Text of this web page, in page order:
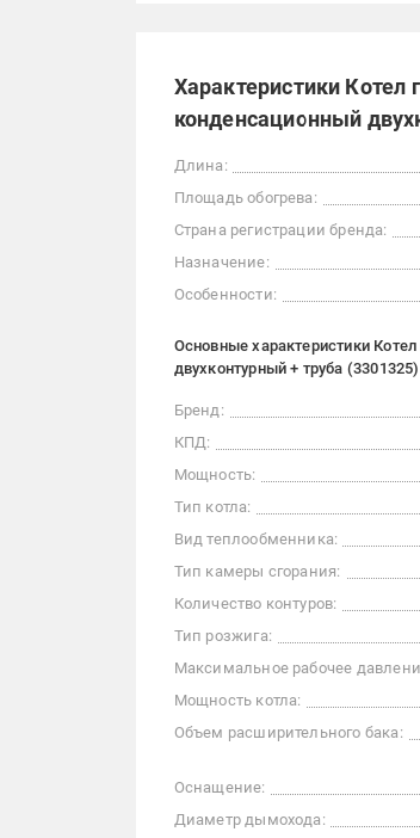
Характеристики Котел
конденсационный
Длина:
Площадь обогрева:
Страна регистрации бренда:
Назначение:
Особенности:
Основные характеристики
двухконтурный + труба (3301325)
Бренд:
КПД:
Мощность:
Тип котла:
Вид теплообменника:
Тип камеры сгорания:
Количество контуров:
Тип розжига:
Максимальное рабочее
Мощность котла:
Объем расширительного бака:
Оснащение:
Диаметр дымохода: